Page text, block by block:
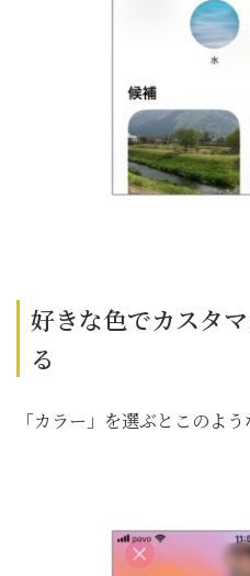
好きな色でカスタ
る
「カラー」を選ぶとこのよ